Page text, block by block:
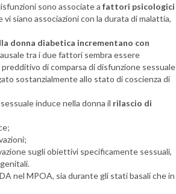
sono associate a fattori psicologici
siano associazioni con la durata di malattia,
donna diabetica incrementano con
tra i due fattori sembra essere
di comparsa di disfunzione sessuale
sostanzialmente allo stato di coscienza di
induce nella donna il rilascio di
sugli obiettivi specificamente sessuali,
nel MPOA, sia durante gli stati basali che in